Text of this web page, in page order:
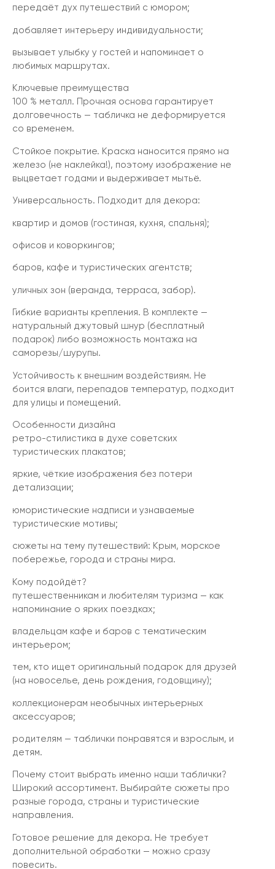
передаёт дух путешествий с юмором;
добавляет интерьеру индивидуальности;
вызывает улыбку у гостей и напоминает о
любимых маршрутах.
Ключевые преимущества
100 % металл. Прочная основа гарантирует
долговечность — табличка не деформируется
со временем.
Стойкое покрытие. Краска наносится прямо на
железо (не наклейка!), поэтому изображение не
выцветает годами и выдерживает мытьё.
Универсальность. Подходит для декора:
квартир и домов (гостиная, кухня, спальня);
офисов и коворкингов;
баров, кафе и туристических агентств;
уличных зон (веранда, терраса, забор).
Гибкие варианты крепления. В комплекте —
натуральный джутовый шнур (бесплатный
подарок) либо возможность монтажа на
саморезы/шурупы.
Устойчивость к внешним воздействиям. Не
боится влаги, перепадов температур, подходит
для улицы и помещений.
Особенности дизайна
ретро-стилистика в духе советских
туристических плакатов;
яркие, чёткие изображения без потери
детализации;
юмористические надписи и узнаваемые
туристические мотивы;
сюжеты на тему путешествий: Крым, морское
побережье, города и страны мира.
Кому подойдёт?
путешественникам и любителям туризма — как
напоминание о ярких поездках;
владельцам кафе и баров с тематическим
интерьером;
тем, кто ищет оригинальный подарок для друзей
(на новоселье, день рождения, годовщину);
коллекционерам необычных интерьерных
аксессуаров;
родителям — таблички понравятся и взрослым, и
детям.
Почему стоит выбрать именно наши таблички?
Широкий ассортимент. Выбирайте сюжеты про
разные города, страны и туристические
направления.
Готовое решение для декора. Не требует
дополнительной обработки — можно сразу
повесить.